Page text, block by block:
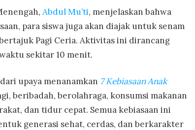
Abdul Mu’ti, menjelaskan bahwa
para siswa juga akan diajak untuk senam
Pagi Ceria. Aktivitas ini dirancang
sekitar 10 menit.
upaya menanamkan 7 Kebiasaan Anak
beribadah, berolahraga, konsumsi makanan
dan tidur cepat. Semua kebiasaan ini
generasi sehat, cerdas, dan berkarakter